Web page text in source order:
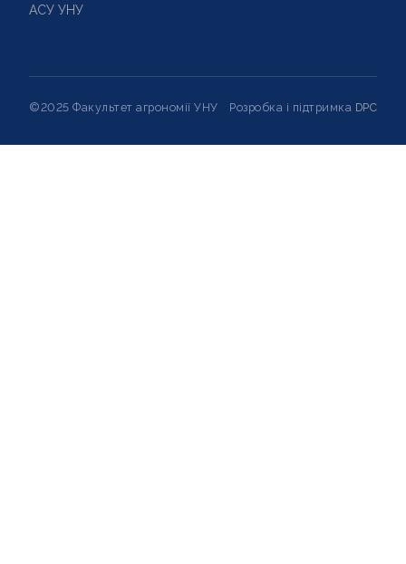
АСУ УНУ
©2025 Факультет агрономії УНУ Розробка і підтримка DPC